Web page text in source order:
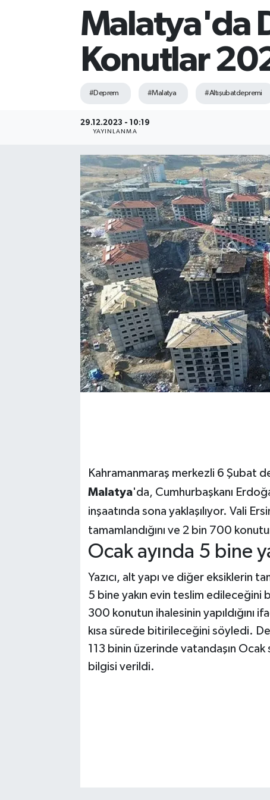
Malatya'da
Konutlar
#Deprem #Malatya #Altışubatdepremi
29.12.2023 - 10:19
YAYINLANMA
Kahramanmaraş merkezli 6 Şubat
Malatya'da, Cumhurbaşkanı
inşaatında sona yaklaşılıyor. Vali
tamamlandığını ve 2 bin 700
Ocak ayında 5 bine
Yazıcı, alt yapı ve diğer eksiklerin
5 bine yakın evin teslim
300 konutun ihalesinin yapıldığını
kısa sürede bitirileceğini söyledi.
113 binin üzerinde vatandaşın Ocak
bilgisi verildi.